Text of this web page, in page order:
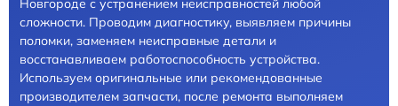
Новгороде с устранением неисправностей любой
сложности. Проводим диагностику, выявляем причины
поломки, заменяем неисправные детали и
восстанавливаем работоспособность устройства.
Используем оригинальные или рекомендованные
производителем запчасти, после ремонта выполняем